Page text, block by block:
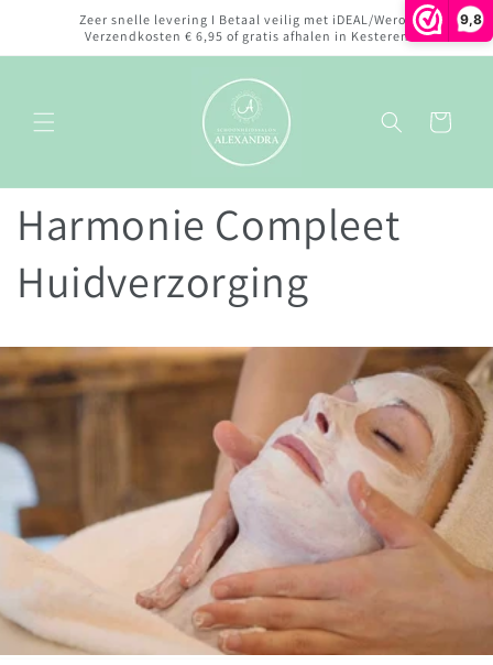
9,8
naar de
content
Zeer snelle levering I Betaal veilig met iDEAL/Wero I
Verzendkosten € 6,95 of gratis afhalen in Kesteren
Winkelwagen
Harmonie Compleet
Huidverzorging